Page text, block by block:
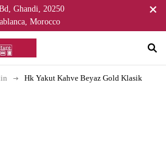
Ghandi, 20250
Morocco
Hk Yakut Kahve Beyaz Gold Klasik